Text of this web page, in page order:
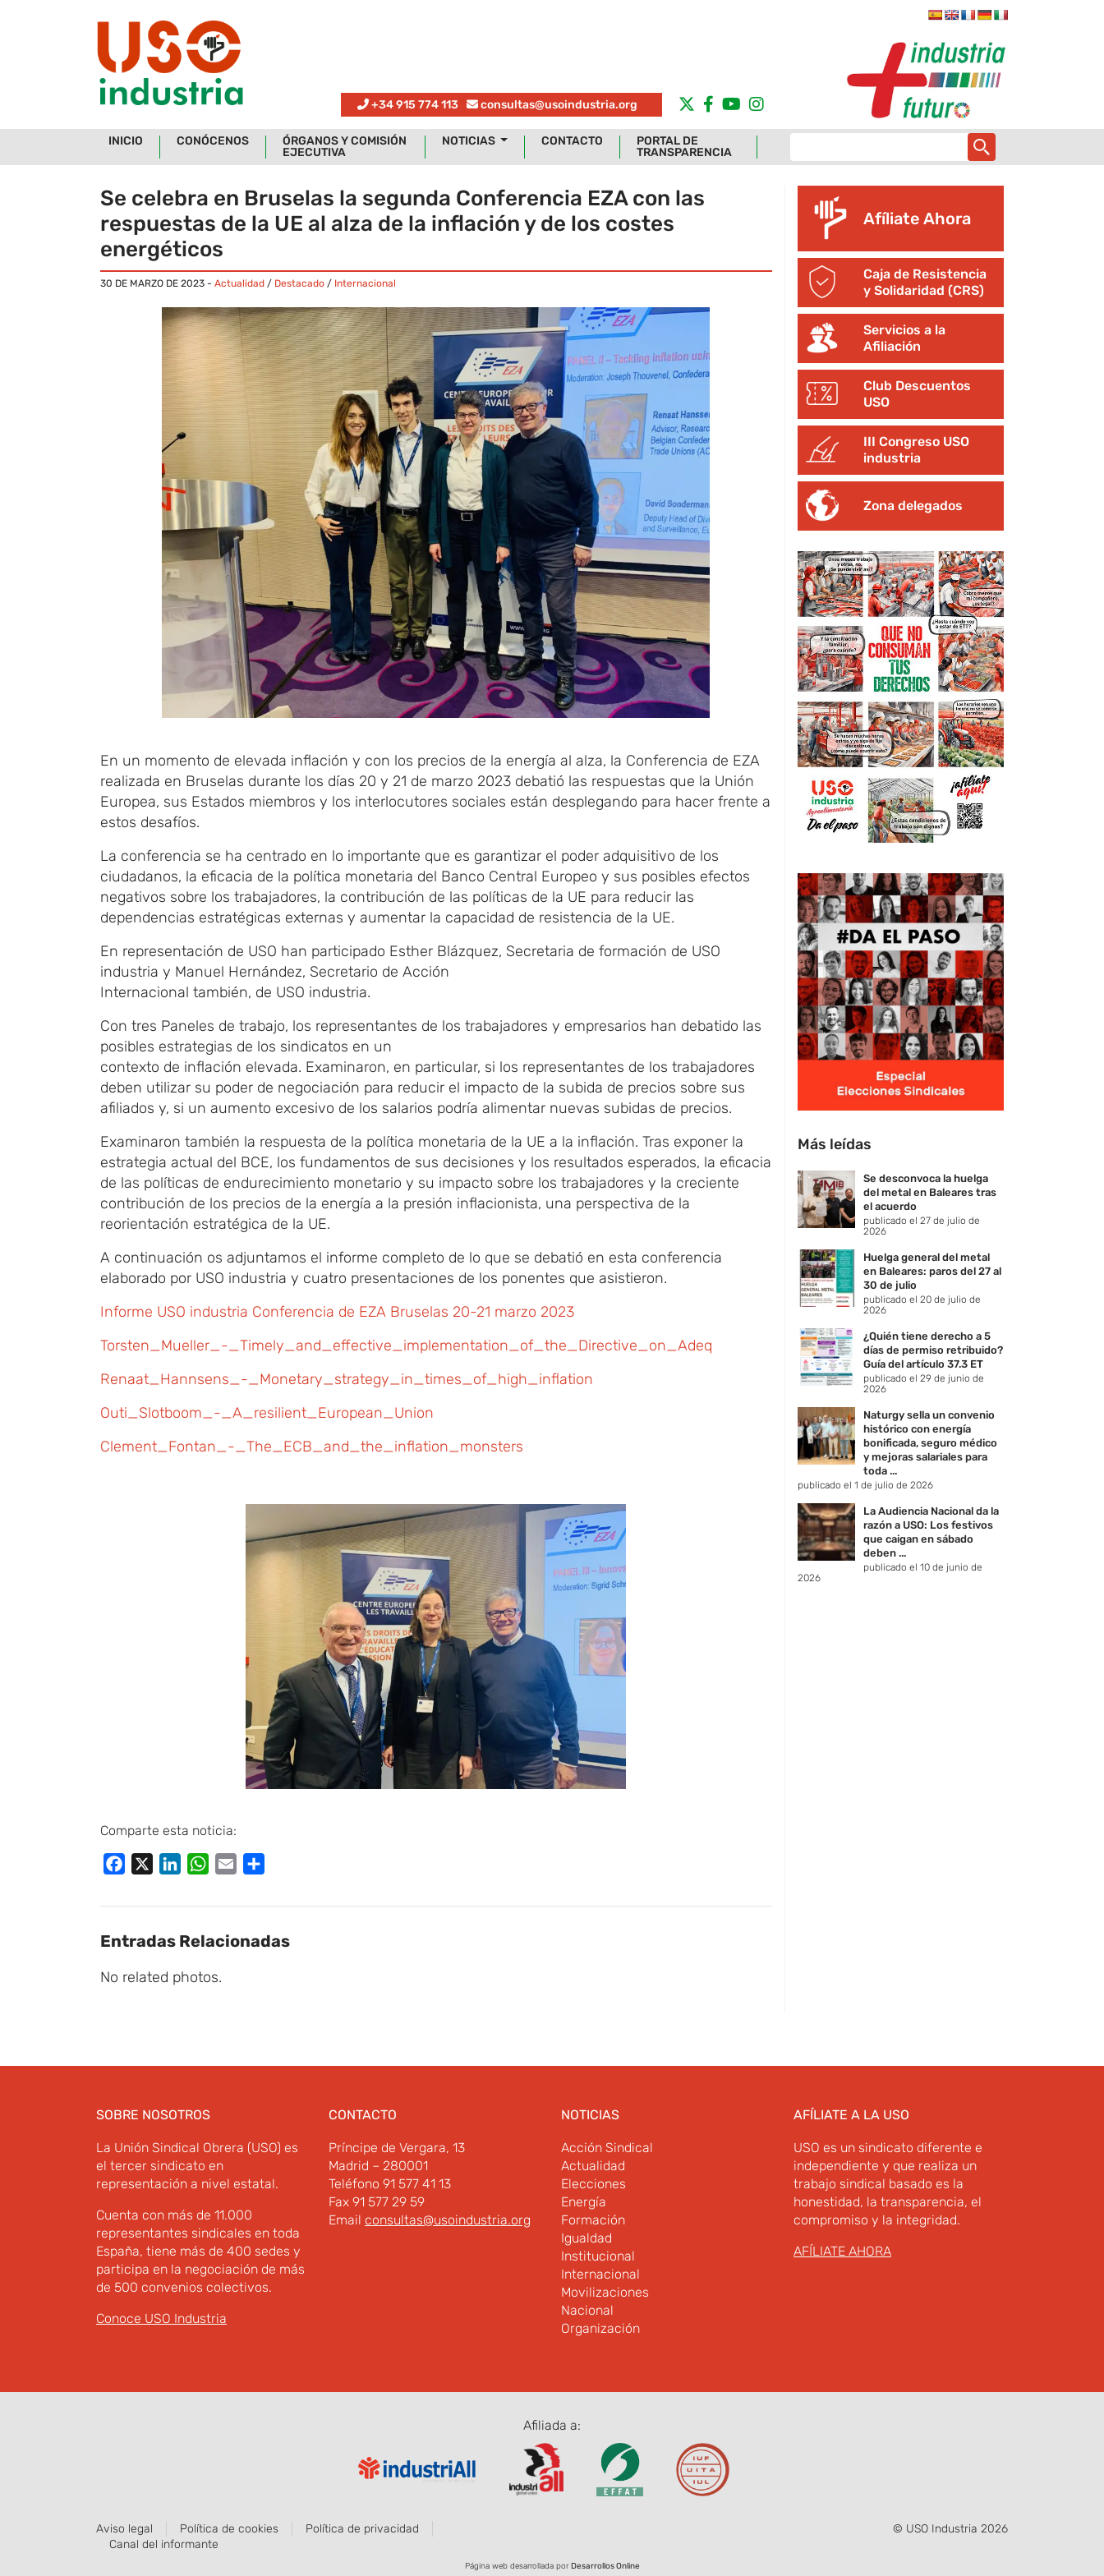
+34 915 774 113 consultas@usoindustria.org
INICIO CONÓCENOS
ÓRGANOS Y COMISIÓN
EJECUTIVA
NOTICIAS CONTACTO
PORTAL DE
TRANSPARENCIA
Se celebra en Bruselas la segunda Conferencia EZA con las
respuestas de la UE al alza de la inflación y de los costes
energéticos
30 DE MARZO DE 2023 - Actualidad / Destacado / Internacional
En un momento de elevada inflación y con los precios de la energía al alza, la Conferencia de EZA
realizada en Bruselas durante los días 20 y 21 de marzo 2023 debatió las respuestas que la Unión
Europea, sus Estados miembros y los interlocutores sociales están desplegando para hacer frente a
estos desafíos.
La conferencia se ha centrado en lo importante que es garantizar el poder adquisitivo de los
ciudadanos, la eficacia de la política monetaria del Banco Central Europeo y sus posibles efectos
negativos sobre los trabajadores, la contribución de las políticas de la UE para reducir las
dependencias estratégicas externas y aumentar la capacidad de resistencia de la UE.
En representación de USO han participado Esther Blázquez, Secretaria de formación de USO
industria y Manuel Hernández, Secretario de Acción
Internacional también, de USO industria.
Con tres Paneles de trabajo, los representantes de los trabajadores y empresarios han debatido las
posibles estrategias de los sindicatos en un
contexto de inflación elevada. Examinaron, en particular, si los representantes de los trabajadores
deben utilizar su poder de negociación para reducir el impacto de la subida de precios sobre sus
afiliados y, si un aumento excesivo de los salarios podría alimentar nuevas subidas de precios.
Examinaron también la respuesta de la política monetaria de la UE a la inflación. Tras exponer la
estrategia actual del BCE, los fundamentos de sus decisiones y los resultados esperados, la eficacia
de las políticas de endurecimiento monetario y su impacto sobre los trabajadores y la creciente
contribución de los precios de la energía a la presión inflacionista, una perspectiva de la
reorientación estratégica de la UE.
A continuación os adjuntamos el informe completo de lo que se debatió en esta conferencia
elaborado por USO industria y cuatro presentaciones de los ponentes que asistieron.
Informe USO industria Conferencia de EZA Bruselas 20-21 marzo 2023
Torsten_Mueller_-_Timely_and_effective_implementation_of_the_Directive_on_Adeq
Renaat_Hannsens_-_Monetary_strategy_in_times_of_high_inflation
Outi_Slotboom_-_A_resilient_European_Union
Clement_Fontan_-_The_ECB_and_the_inflation_monsters
Comparte esta noticia:
Facebook LinkedInWhatsApp
Email
Entradas Relacionadas
No related photos.
Afíliate Ahora
Caja de Resistencia
y Solidaridad (CRS)
Servicios a la
Afiliación
Club Descuentos
USO
III Congreso USO
industria
Zona delegados
Más leídas
Se desconvoca la huelga
del metal en Baleares tras
el acuerdo
publicado el 27 de julio de
2026
Huelga general del metal
en Baleares: paros del 27 al
30 de julio
publicado el 20 de julio de
2026
¿Quién tiene derecho a 5
días de permiso retribuido?
Guía del artículo 37.3 ET
publicado el 29 de junio de
2026
Naturgy sella un convenio
histórico con energía
bonificada, seguro médico
y mejoras salariales para
toda ...
publicado el 1 de julio de 2026
La Audiencia Nacional da la
razón a USO: Los festivos
que caigan en sábado
deben ...
publicado el 10 de junio de
2026
SOBRE NOSOTROS
La Unión Sindical Obrera (USO) es
el tercer sindicato en
representación a nivel estatal.
Cuenta con más de 11.000
representantes sindicales en toda
España, tiene más de 400 sedes y
participa en la negociación de más
de 500 convenios colectivos.
Conoce USO Industria
CONTACTO
Príncipe de Vergara, 13
Madrid – 280001
Teléfono 91 577 41 13
Fax 91 577 29 59
Email consultas@usoindustria.org
NOTICIAS
Acción Sindical
Actualidad
Elecciones
Energía
Formación
Igualdad
Institucional
Internacional
Movilizaciones
Nacional
Organización
AFÍLIATE A LA USO
USO es un sindicato diferente e
independiente y que realiza un
trabajo sindical basado es la
honestidad, la transparencia, el
compromiso y la integridad.
AFÍLIATE AHORA
Afiliada a:
Aviso legal Política de cookies
Política de privacidad
Canal del informante
© USO Industria 2026
Página web desarrollada porDesarrollos Online